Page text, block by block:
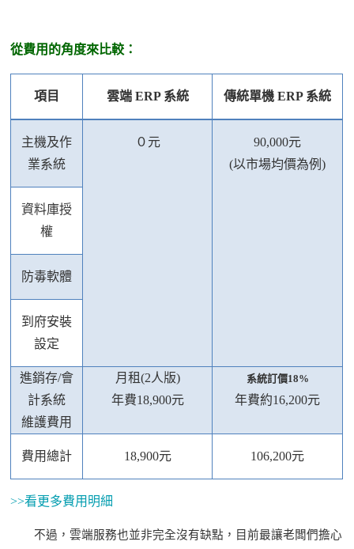
從費用的角度來比較：
項目 雲端 ERP 系統 傳統單機 ERP 系統
主機及作
業系統
０元
90,000元
(以市場均價為例)
資料庫授
權
防毒軟體
到府安裝
設定
進銷存/會
計系統
維護費用
月租(2人版)
年費18,900元
系統訂價18%
年費約16,200元
費用總計 18,900元 106,200元
>>看更多費用明細
不過，雲端服務也並非完全沒有缺點，目前最讓老闆們擔心